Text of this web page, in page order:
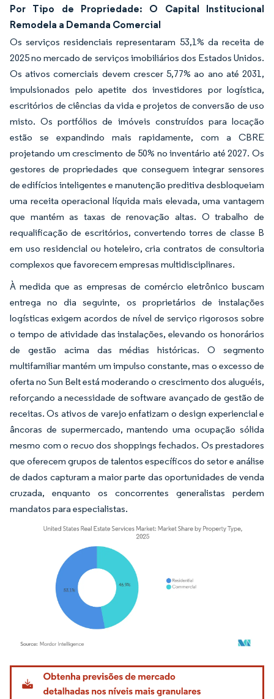
Por Tipo de Propriedade: O Capital Institucional
Remodela a Demanda Comercial
Os serviços residenciais representaram 53,1% da receita de
2025 no mercado de serviços imobiliários dos Estados Unidos.
Os ativos comerciais devem crescer 5,77% ao ano até 2031,
impulsionados pelo apetite dos investidores por logística,
escritórios de ciências da vida e projetos de conversão de uso
misto. Os portfólios de imóveis construídos para locação
estão se expandindo mais rapidamente, com a CBRE
projetando um crescimento de 50% no inventário até 2027. Os
gestores de propriedades que conseguem integrar sensores
de edifícios inteligentes e manutenção preditiva desbloqueiam
uma receita operacional líquida mais elevada, uma vantagem
que mantém as taxas de renovação altas. O trabalho de
requalificação de escritórios, convertendo torres de classe B
em uso residencial ou hoteleiro, cria contratos de consultoria
complexos que favorecem empresas multidisciplinares.
À medida que as empresas de comércio eletrônico buscam
entrega no dia seguinte, os proprietários de instalações
logísticas exigem acordos de nível de serviço rigorosos sobre
o tempo de atividade das instalações, elevando os honorários
de gestão acima das médias históricas. O segmento
multifamiliar mantém um impulso constante, mas o excesso de
oferta no Sun Belt está moderando o crescimento dos aluguéis,
reforçando a necessidade de software avançado de gestão de
receitas. Os ativos de varejo enfatizam o design experiencial e
âncoras de supermercado, mantendo uma ocupação sólida
mesmo com o recuo dos shoppings fechados. Os prestadores
que oferecem grupos de talentos específicos do setor e análise
de dados capturam a maior parte das oportunidades de venda
cruzada, enquanto os concorrentes generalistas perdem
mandatos para especialistas.
Imagem © Mordor Intelligence. O reuso requer atribuição conforme CC BY 4.0.